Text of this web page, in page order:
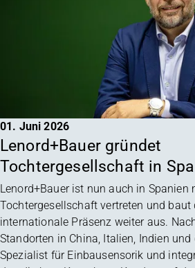
01. Juni 2026
Lenord+Bauer gründet
Tochtergesellschaft in
Lenord+Bauer ist nun auch in Spanien
Tochtergesellschaft vertreten und baut
internationale Präsenz weiter aus.
Standorten in China, Italien, Indien und
Spezialist für Einbausensorik und